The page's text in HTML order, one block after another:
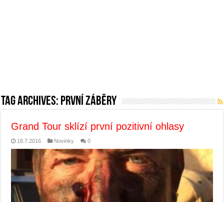
Tag Archives: první záběry
Grand Tour sklízí první pozitivní ohlasy
18.7.2016 Novinky 0